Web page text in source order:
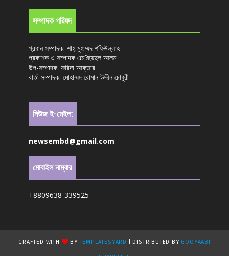
সম্পাদক পরিষদ
প্রধান সম্পাদক: শাহ্ মুহাম্মদ শফিউল্লাহ
প্রকাশক ও সম্পাদক এম.ছৈয়দুল আলম
উপ-সম্পাদক: ফরিদা আক্তার
বার্তা সম্পাদক: মোহাম্মদ রোমান উদ্দীন চৌধুরী
নিউজ ই-মেইল:
newsembd@gmail.com
মোবাইল নাম্বার
+8809638-339525
CRAFTED WITH BYTEMPLATESYARD | DISTRIBUTED BY GOOYAABI